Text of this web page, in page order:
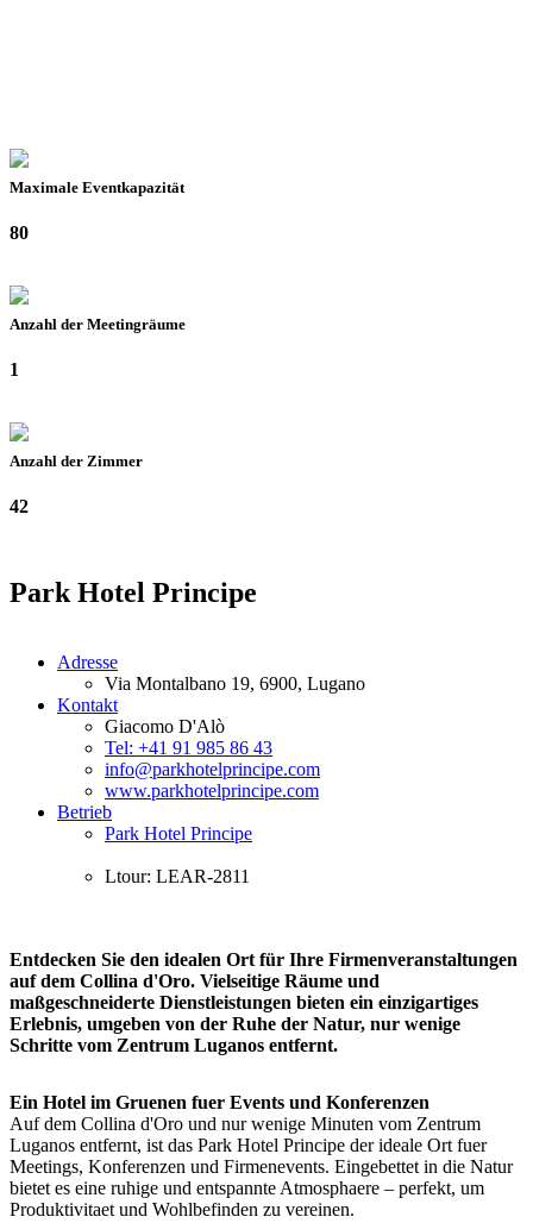
Maximale Eventkapazität
80
Anzahl der Meetingräume
1
Anzahl der Zimmer
42
Park Hotel Principe
Adresse
Via Montalbano 19, 6900, Lugano
Kontakt
Giacomo D'Alò
Tel: +41 91 985 86 43
info@parkhotelprincipe.com
www.parkhotelprincipe.com
Betrieb
Park Hotel Principe
Ltour: LEAR-2811
Entdecken Sie den idealen Ort für Ihre Firmenveranstaltungen
auf dem Collina d'Oro. Vielseitige Räume und
maßgeschneiderte Dienstleistungen bieten ein einzigartiges
Erlebnis, umgeben von der Ruhe der Natur, nur wenige
Schritte vom Zentrum Luganos entfernt.
Ein Hotel im Gruenen fuer Events und Konferenzen
Auf dem Collina d'Oro und nur wenige Minuten vom Zentrum
Luganos entfernt, ist das Park Hotel Principe der ideale Ort fuer
Meetings, Konferenzen und Firmenevents. Eingebettet in die Natur
bietet es eine ruhige und entspannte Atmosphaere – perfekt, um
Produktivitaet und Wohlbefinden zu vereinen.